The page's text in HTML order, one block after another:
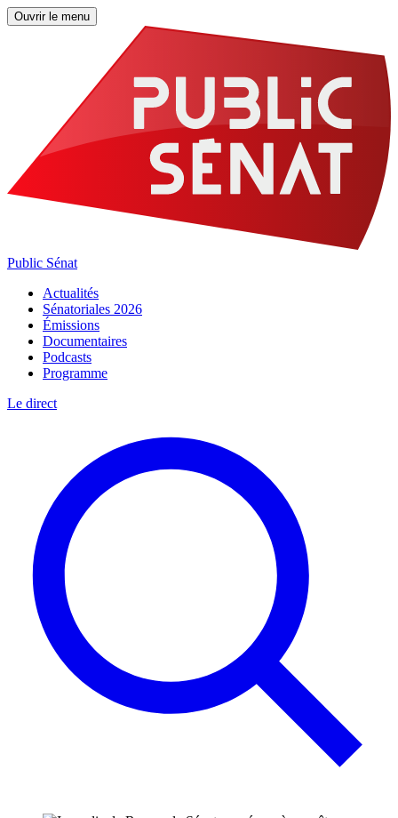
Ouvrir le menu
Public Sénat
Actualités
Sénatoriales 2026
Émissions
Documentaires
Podcasts
Programme
Le direct